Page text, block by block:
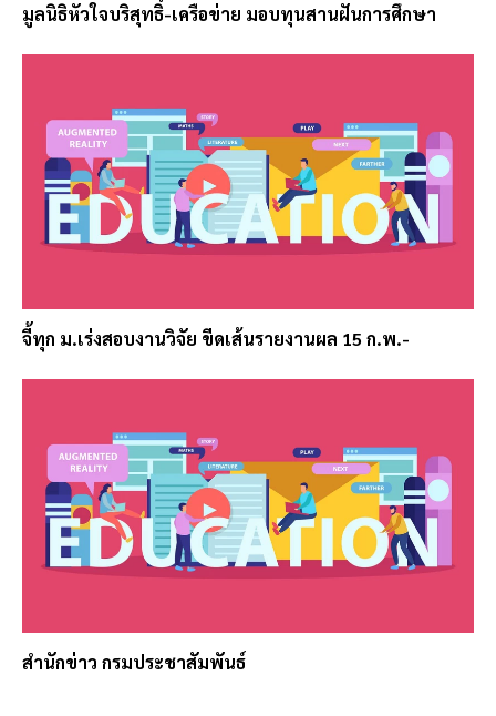
มูลนิธิหัวใจบริสุทธิ์-เครือข่าย มอบทุนสานฝันการศึกษา
จี้ทุก ม.เร่งสอบงานวิจัย ขีดเส้นรายงานผล 15 ก.พ.-
สำนักข่าว กรมประชาสัมพันธ์